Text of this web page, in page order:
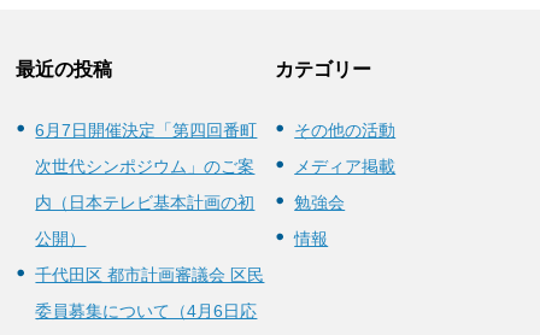
最近の投稿
6月7日開催決定「第四回番町
次世代シンポジウム」のご案
内（日本テレビ基本計画の初
公開）
千代田区 都市計画審議会 区民
委員募集について（4月6日応
カテゴリー
その他の活動
メディア掲載
勉強会
情報